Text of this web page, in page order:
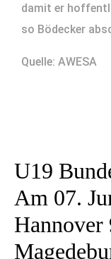
damit er
so Bödecker
Quelle: AWESA
U19
Am 07.
Hannover